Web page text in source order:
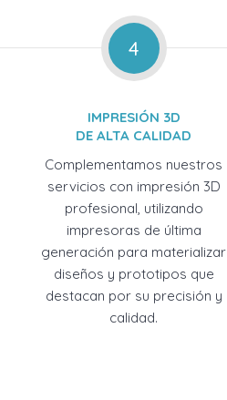
4
IMPRESIÓN 3D
DE ALTA CALIDAD
Complementamos nuestros
servicios con impresión 3D
profesional, utilizando
impresoras de última
generación para materializar
diseños y prototipos que
destacan por su precisión y
calidad.